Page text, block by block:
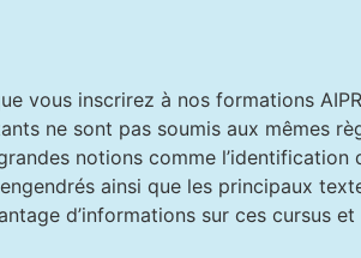
vous inscrirez à nos formations
ne sont pas soumis aux mêmes
notions comme
ainsi que les principaux
d’informations sur ces cursus